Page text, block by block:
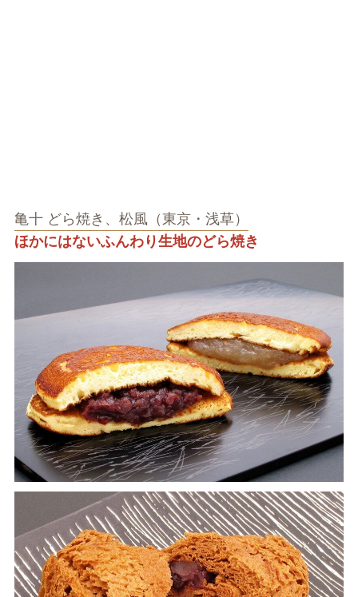
亀十 どら焼き、松風（東京・浅草）
ほかにはないふんわり生地のどら焼き